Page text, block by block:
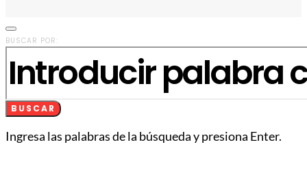
BUSCAR POR:
BUSCAR
Ingresa las palabras de la búsqueda y presiona Enter.